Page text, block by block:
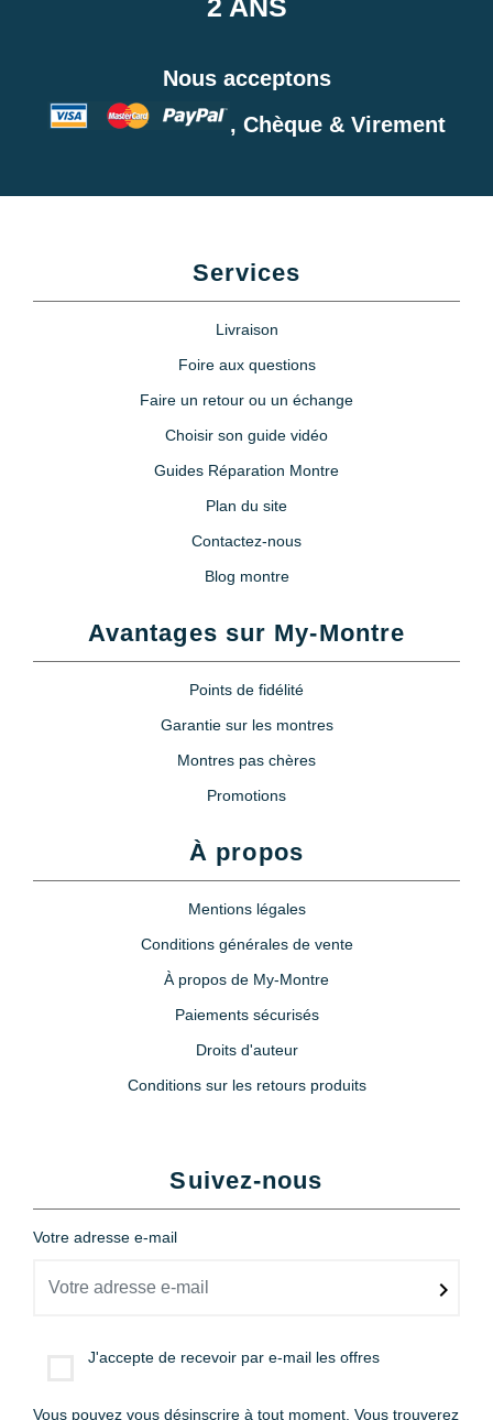
Nous acceptons
, Chèque & Virement
Services
Livraison
Foire aux questions
Faire un retour ou un échange
Choisir son guide vidéo
Guides Réparation Montre
Plan du site
Contactez-nous
Blog montre
Avantages sur My-Montre
Points de fidélité
Garantie sur les montres
Montres pas chères
Promotions
À propos
Mentions légales
Conditions générales de vente
À propos de My-Montre
Paiements sécurisés
Droits d'auteur
Conditions sur les retours produits
Suivez-nous
Votre adresse e-mail
J'accepte de recevoir par e-mail les offres
Vous pouvez vous désinscrire à tout moment. Vous trouverez